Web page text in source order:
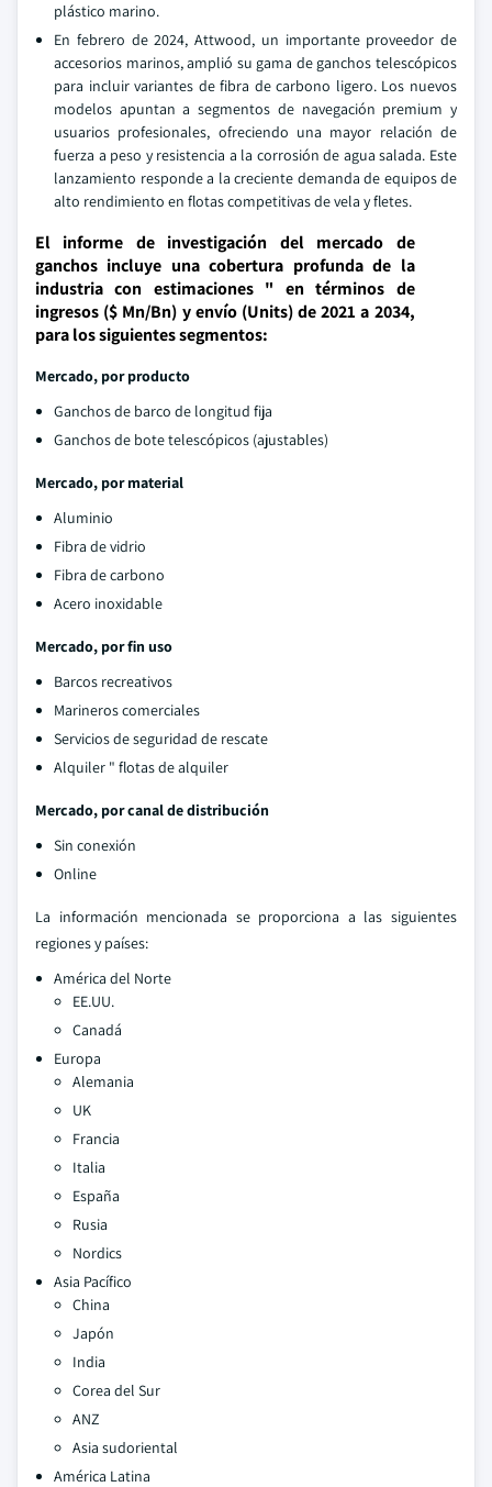
plástico marino.
En febrero de 2024, Attwood, un importante proveedor de
accesorios marinos, amplió su gama de ganchos telescópicos
para incluir variantes de fibra de carbono ligero. Los nuevos
modelos apuntan a segmentos de navegación premium y
usuarios profesionales, ofreciendo una mayor relación de
fuerza a peso y resistencia a la corrosión de agua salada. Este
lanzamiento responde a la creciente demanda de equipos de
alto rendimiento en flotas competitivas de vela y fletes.
El informe de investigación del mercado de
ganchos incluye una cobertura profunda de la
industria con estimaciones " en términos de
ingresos ($ Mn/Bn) y envío (Units) de 2021 a 2034,
para los siguientes segmentos:
Mercado, por producto
Ganchos de barco de longitud fija
Ganchos de bote telescópicos (ajustables)
Mercado, por material
Aluminio
Fibra de vidrio
Fibra de carbono
Acero inoxidable
Mercado, por fin uso
Barcos recreativos
Marineros comerciales
Servicios de seguridad de rescate
Alquiler " flotas de alquiler
Mercado, por canal de distribución
Sin conexión
Online
La información mencionada se proporciona a las siguientes
regiones y países:
América del Norte
EE.UU.
Canadá
Europa
Alemania
UK
Francia
Italia
España
Rusia
Nordics
Asia Pacífico
China
Japón
India
Corea del Sur
ANZ
Asia sudoriental
América Latina